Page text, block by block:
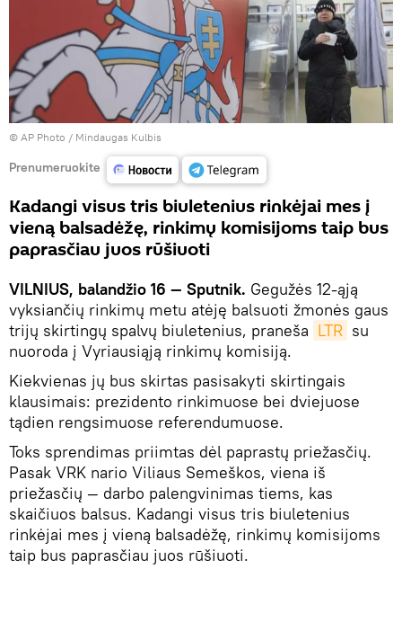
© AP Photo / Mindaugas Kulbis
Prenumeruokite
Kadangi visus tris biuletenius rinkėjai mes į
vieną balsadėžę, rinkimų komisijoms taip bus
paprasčiau juos rūšiuoti
VILNIUS, balandžio 16 — Sputnik. Gegužės 12-ąją
vyksiančių rinkimų metu atėję balsuoti žmonės gaus
trijų skirtingų spalvų biuletenius, praneša LTR su
nuoroda į Vyriausiąją rinkimų komisiją.
Kiekvienas jų bus skirtas pasisakyti skirtingais
klausimais: prezidento rinkimuose bei dviejuose
tądien rengsimuose referendumuose.
Toks sprendimas priimtas dėl paprastų priežasčių.
Pasak VRK nario Viliaus Semeškos, viena iš
priežasčių — darbo palengvinimas tiems, kas
skaičiuos balsus. Kadangi visus tris biuletenius
rinkėjai mes į vieną balsadėžę, rinkimų komisijoms
taip bus paprasčiau juos rūšiuoti.